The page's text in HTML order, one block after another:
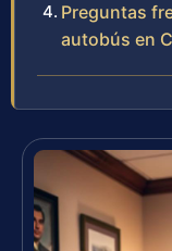
Preguntas
autobús en